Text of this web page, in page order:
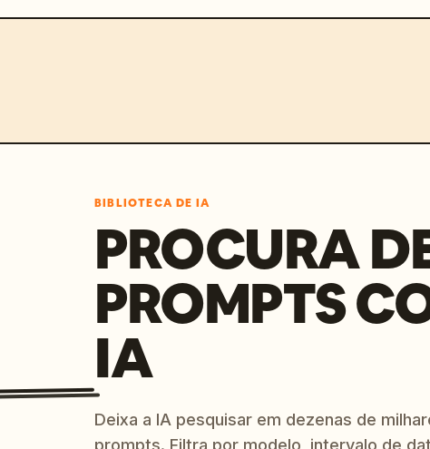
BIBLIOTECA DE IA
PROCURA
PROMPTS
IA
Deixa a IA pesquisar em dezenas de
prompts. Filtra por modelo, intervalo de